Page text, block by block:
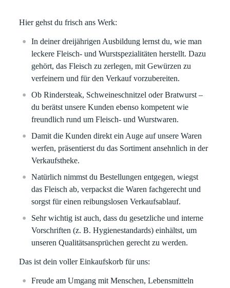
Hier gehst du frisch ans Werk:
In deiner dreijährigen Ausbildung lernst du, wie man
leckere Fleisch- und Wurstspezialitäten herstellt. Dazu
gehört, das Fleisch zu zerlegen, mit Gewürzen zu
verfeinern und für den Verkauf vorzubereiten.
Ob Rindersteak, Schweineschnitzel oder Bratwurst –
du berätst unsere Kunden ebenso kompetent wie
freundlich rund um Fleisch- und Wurstwaren.
Damit die Kunden direkt ein Auge auf unsere Waren
werfen, präsentierst du das Sortiment ansehnlich in der
Verkaufstheke.
Natürlich nimmst du Bestellungen entgegen, wiegst
das Fleisch ab, verpackst die Waren fachgerecht und
sorgst für einen reibungslosen Verkaufsablauf.
Sehr wichtig ist auch, dass du gesetzliche und interne
Vorschriften (z. B. Hygienestandards) einhältst, um
unseren Qualitätsansprüchen gerecht zu werden.
Das ist dein voller Einkaufskorb für uns:
Freude am Umgang mit Menschen, Lebensmitteln